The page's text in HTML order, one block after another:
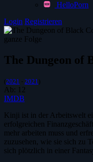
HelloPorn
Login Registrieren
The Dungeon of
(2021 - 2021 )
Ab: 12
IMDB
Kinji ist in der Arbeitswelt
erfolgreichen
mehr arbeiten muss und
zuzusehen, wie sie sich zu
sich plötzlich in einer